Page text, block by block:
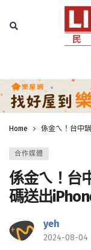
Home 係金ㄟ！台中
合作媒體
係金ㄟ！台
碼送出
yeh
2024-08-04